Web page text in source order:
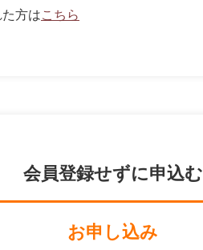
方はこちら
会員登録せずに申込む
お申し込み